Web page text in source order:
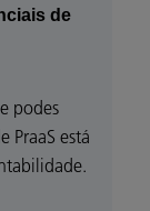
de
podes
PraaS está